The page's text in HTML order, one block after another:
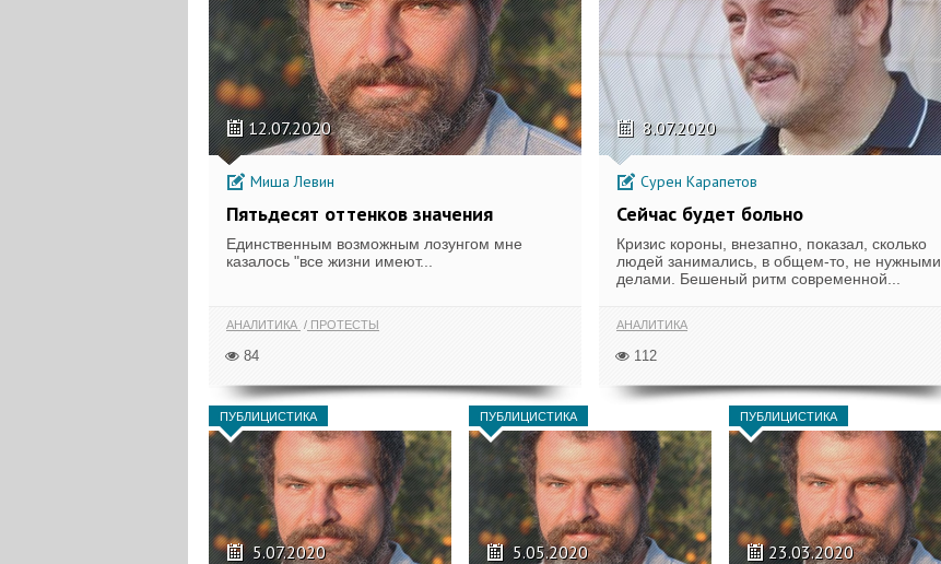
12.07.2020
Миша Левин
Пятьдесят оттенков значения
Единственным возможным лозунгом мне
казалось "все жизни имеют...
АНАЛИТИКА ПРОТЕСТЫ
84
8.07.2020
Сурен Карапетов
Сейчас будет больно
Кризис короны, внезапно, показал, сколько
людей занимались, в общем-то, не нужными
делами. Бешеный ритм современной...
АНАЛИТИКА
112
ПУБЛИЦИСТИКА
5.07.2020
ПУБЛИЦИСТИКА
5.05.2020
ПУБЛИЦИСТИКА
23.03.2020